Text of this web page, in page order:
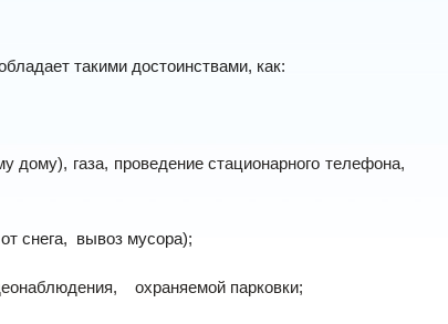
такими достоинствами, как:
дому), газа, проведение стационарного телефона,
снега, вывоз мусора);
охраняемой парковки;